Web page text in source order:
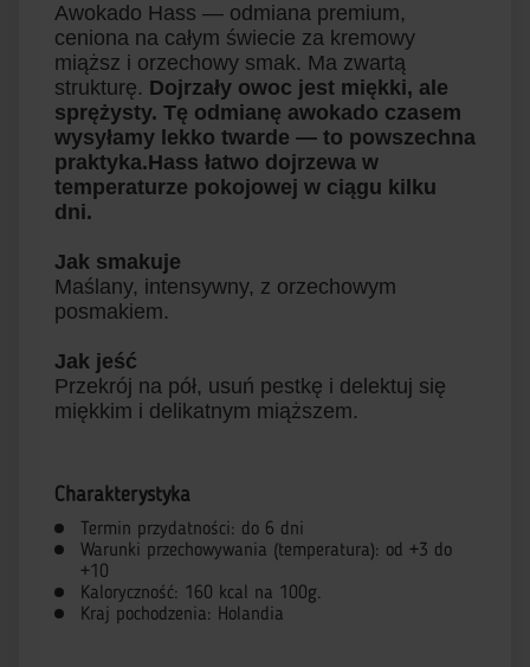
Awokado Hass — odmiana premium,
ceniona na całym świecie za kremowy
miąższ i orzechowy smak. Ma zwartą
strukturę. Dojrzały owoc jest miękki, ale
sprężysty. Tę odmianę awokado czasem
wysyłamy lekko twarde — to powszechna
praktyka.Hass łatwo dojrzewa w
temperaturze pokojowej w ciągu kilku
dni.
Jak smakuje
Maślany, intensywny, z orzechowym
posmakiem.
Jak jeść
Przekrój na pół, usuń pestkę i delektuj się
miękkim i delikatnym miąższem.
Charakterystyka
Termin przydatności: do 6 dni
Warunki przechowywania (temperatura): od +3 do
+10
Kaloryczność: 160 kcal na 100g.
Kraj pochodzenia: Holandia